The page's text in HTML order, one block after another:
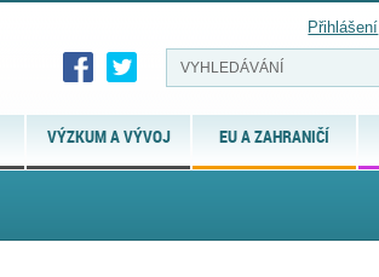
VÝZKUM A VÝVOJ EU A ZAHRANIČÍ
Přihlášení